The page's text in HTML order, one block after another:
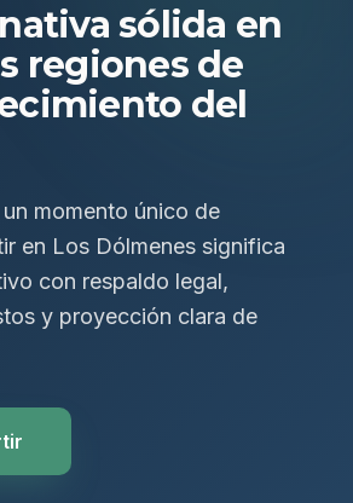
sólida en
regiones de
del
momento único de
en Los Dólmenes significa
con respaldo legal,
y proyección clara de